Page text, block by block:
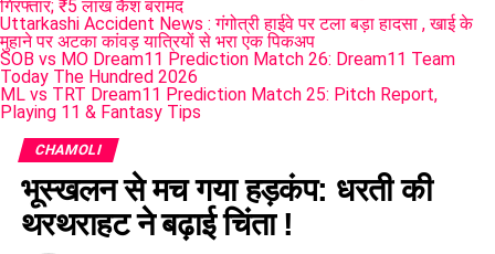
गिरफ्तार; ₹5 लाख कैश बरामद
Uttarkashi Accident News : गंगोत्री हाईवे पर टला बड़ा हादसा , खाई के
मुहाने पर अटका कांवड़ यात्रियों से भरा एक पिकअप
SOB vs MO Dream11 Prediction Match 26: Dream11 Team
Today The Hundred 2026
ML vs TRT Dream11 Prediction Match 25: Pitch Report,
Playing 11 & Fantasy Tips
CHAMOLI
भूस्खलन से मच गया हड़कंप: धरती की
थरथराहट ने बढ़ाई चिंता !